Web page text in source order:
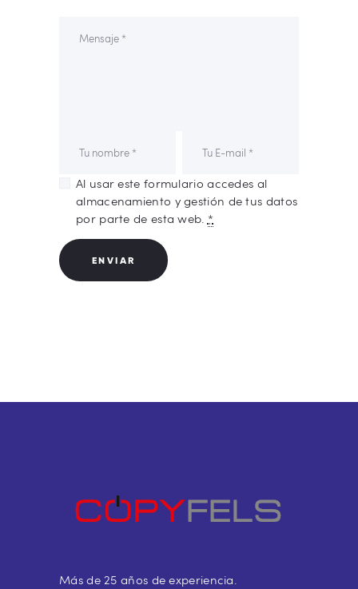
Al usar este formulario accedes al
almacenamiento y gestión de tus datos
por parte de esta web. *
Más de 25 años de experiencia.